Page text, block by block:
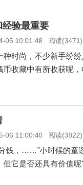
验最重要
05 10:01:48 阅读(3471)
尚，不少新手纷纷
收藏中有所收获呢
06 11:00:40 阅读(3822)
，……”小时候的童
但它是否还具有价值呢